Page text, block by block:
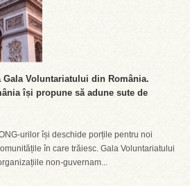
Gala Voluntariatului din România.
își propune să adune sute de
urilor își deschide porțile pentru noi
în care trăiesc. Gala Voluntariatului
non-guvernam...